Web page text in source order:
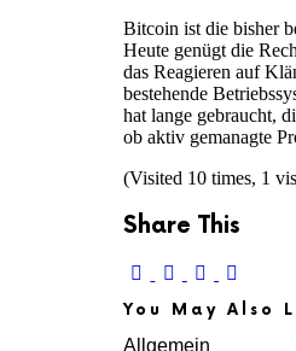
Bitcoin ist die bisher
Heute genügt die
das Reagieren auf
bestehende
hat lange gebraucht,
ob aktiv gemanagte
(Visited 10 times, 1
Share This
You May Also
Allgemein